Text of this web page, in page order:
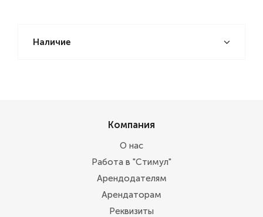
Наличие
Компания
О нас
Работа в "Стимул"
Арендодателям
Арендаторам
Реквизиты